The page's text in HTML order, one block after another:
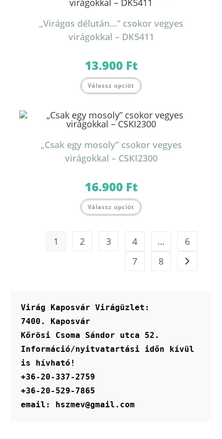
„Virágos délután…” csokor vegyes
virágokkal – DK5411
13.900 Ft
Válassz opciót
„Csak egy mosoly” csokor vegyes
virágokkal – CSKI2300
16.900 Ft
Válassz opciót
1 2 3 4 …
6
7
8
Virág Kaposvár Virágüzlet:
7400. Kaposvár
Kőrösi Csoma Sándor utca 52.
Információ/nyitvatartási időn kívül
is hívható!
+36-20-337-2759
+36-20-529-7865
email: hszmev@gmail.com